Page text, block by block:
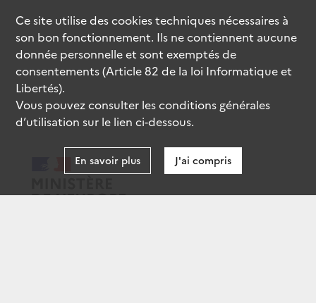
Ce site utilise descookiestechniques nécessaires à
son bon fonctionnement. Ils ne contiennent aucune
donnée personnelle et sont exemptés de
consentements (Article 82 de la loi Informatique et
Libertés).
Vous pouvez consulter les conditions générales
d’utilisation sur le lien ci-dessous.
En savoir plus J'ai compris